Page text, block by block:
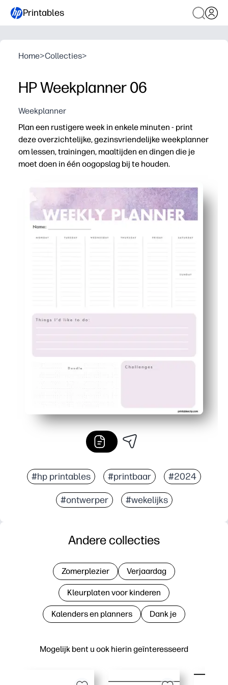
Printables
Home>Collecties>
HP Weekplanner 06
Weekplanner
Plan een rustigere week in enkele minuten - print
deze overzichtelijke, gezinsvriendelijke weekplanner
om lessen, trainingen, maaltijden en dingen die je
moet doen in één oogopslag bij te houden.
De print-and-go-indeling bespaart installatietijd -
Kolommen in één oogopslag houden het hele gezin of
Kindvriendelijke ruimtes voor taken en notities
Ongedateerd en herbruikbaar - laminaat voor droog
#hp printables #printbaar #2024
#ontwerper #wekelijks
Mogelijk bent u ook hierin geïnteresseerd
Andere collecties
Zomerplezier Verjaardag
Kleurplaten voor kinderen
Kalenders en planners Dank je